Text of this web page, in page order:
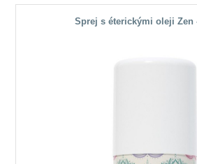
Sprej s éterickými oleji Zen